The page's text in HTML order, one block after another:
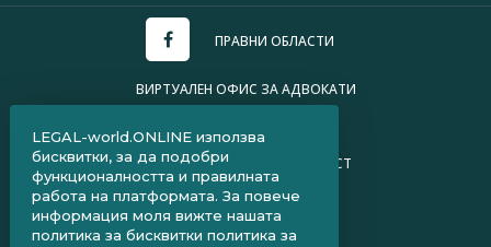
ПРАВНИ ОБЛАСТИ
ВИРТУАЛЕН ОФИС ЗА АДВОКАТИ
ПОЛИТИКА ЗА ПОВЕРИТЕЛНОСТ
ЧЗВ ЗА КЛИЕНТИ
ЧЗВ ЗА АДВОКАТИ
LEGAL-world.ONLINE използва
бисквитки, за да подобри
функционалността и правилната
работа на платформата. За повече
информация моля вижте нашата
политика за бисквитки политика за